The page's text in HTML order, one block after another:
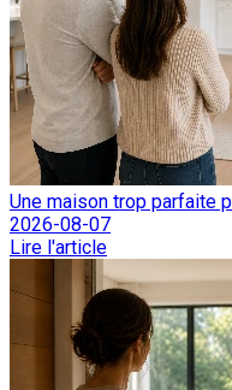
Une maison trop parfaite
2026-08-07
Lire l'article